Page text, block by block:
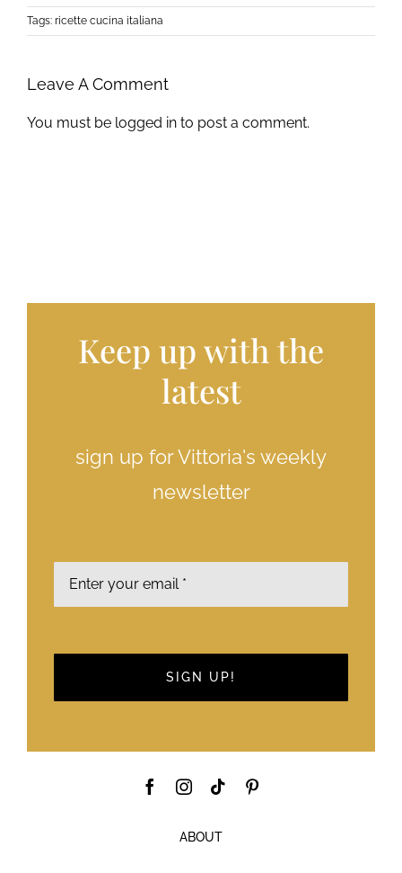
Tags: ricette cucina italiana
Leave A Comment
You must be logged in to post a comment.
Keep up with the
latest
sign up for Vittoria's weekly
newsletter
SIGN UP!
ABOUT